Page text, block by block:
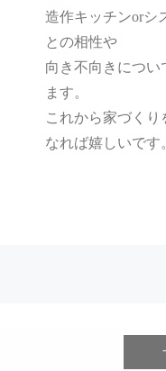
造作キッチンorシ
との相性や
向き不向きについ
ます。
これから家づく
なれば嬉しいです